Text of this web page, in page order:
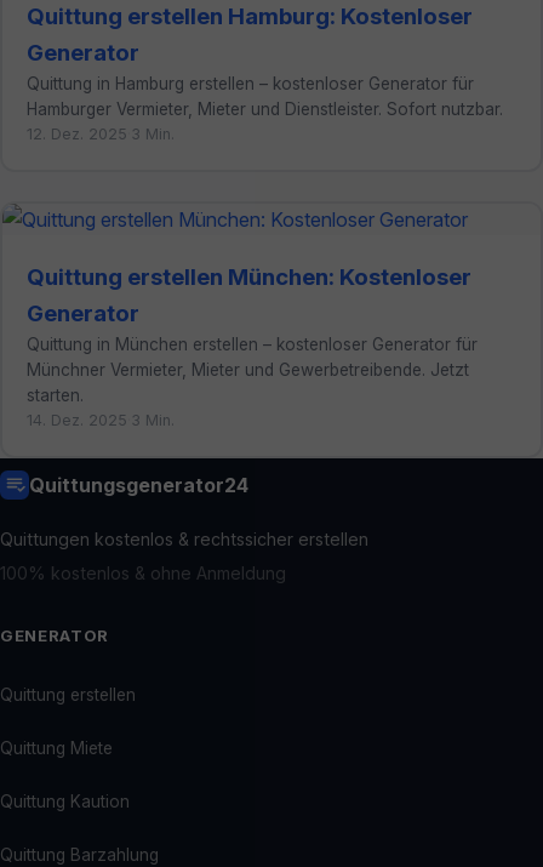
Quittung erstellen Hamburg: Kostenloser
Generator
Quittung in Hamburg erstellen – kostenloser Generator für
Hamburger Vermieter, Mieter und Dienstleister. Sofort nutzbar.
12. Dez. 2025 3 Min.
Quittung erstellen München: Kostenloser
Generator
Quittung in München erstellen – kostenloser Generator für
Münchner Vermieter, Mieter und Gewerbetreibende. Jetzt
starten.
14. Dez. 2025 3 Min.
Quittungsgenerator24
Quittungen kostenlos & rechtssicher erstellen
100% kostenlos & ohne Anmeldung
GENERATOR
Quittung erstellen
Quittung Miete
Quittung Kaution
Quittung Barzahlung